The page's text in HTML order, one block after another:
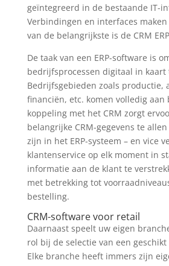
geïntegreerd in de bestaande IT-
Verbindingen en interfaces
van de belangrijkste is de CRM
De taak van een ERP-software is
bedrijfsprocessen digitaal in kaart
Bedrijfsgebieden zoals productie,
financiën, etc. komen volledig aan
koppeling met het CRM zorgt
belangrijke CRM-gegevens te
zijn in het ERP-systeem – en vice
klantenservice op elk moment in
informatie aan de klant te
met betrekking tot
bestelling.
CRM-software voor retail
Daarnaast speelt uw eigen
rol bij de selectie van een geschikt
Elke branche heeft immers zijn